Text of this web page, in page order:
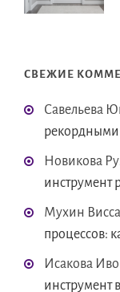
СВЕЖИЕ
Савельева
Новикова
инструмент
Мухин
процессов:
Исакова
инструмент